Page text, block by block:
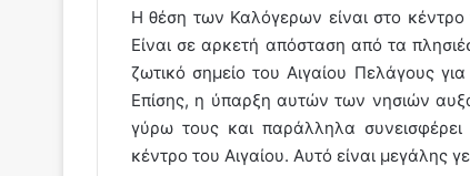
Η θέση των Καλόγερων είναι στο κέντρο
Είναι σε αρκετή απόσταση από τα
ζωτικό σημείο του Αιγαίου Πελάγους
Επίσης, η ύπαρξη αυτών των νησιών
γύρω τους και παράλληλα
κέντρο του Αιγαίου. Αυτό είναι μεγάλης